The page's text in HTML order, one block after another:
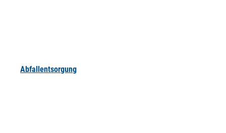
Abfallentsorgung